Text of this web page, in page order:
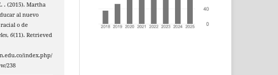
. (2015). Martha
al nuevo
o de
,6(11). Retrieved
index.php/
238